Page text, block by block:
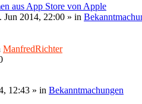
aus App Store von Apple
Jun 2014, 22:00 » in
ManfredRichter
12:43 » in Bekanntmachungen